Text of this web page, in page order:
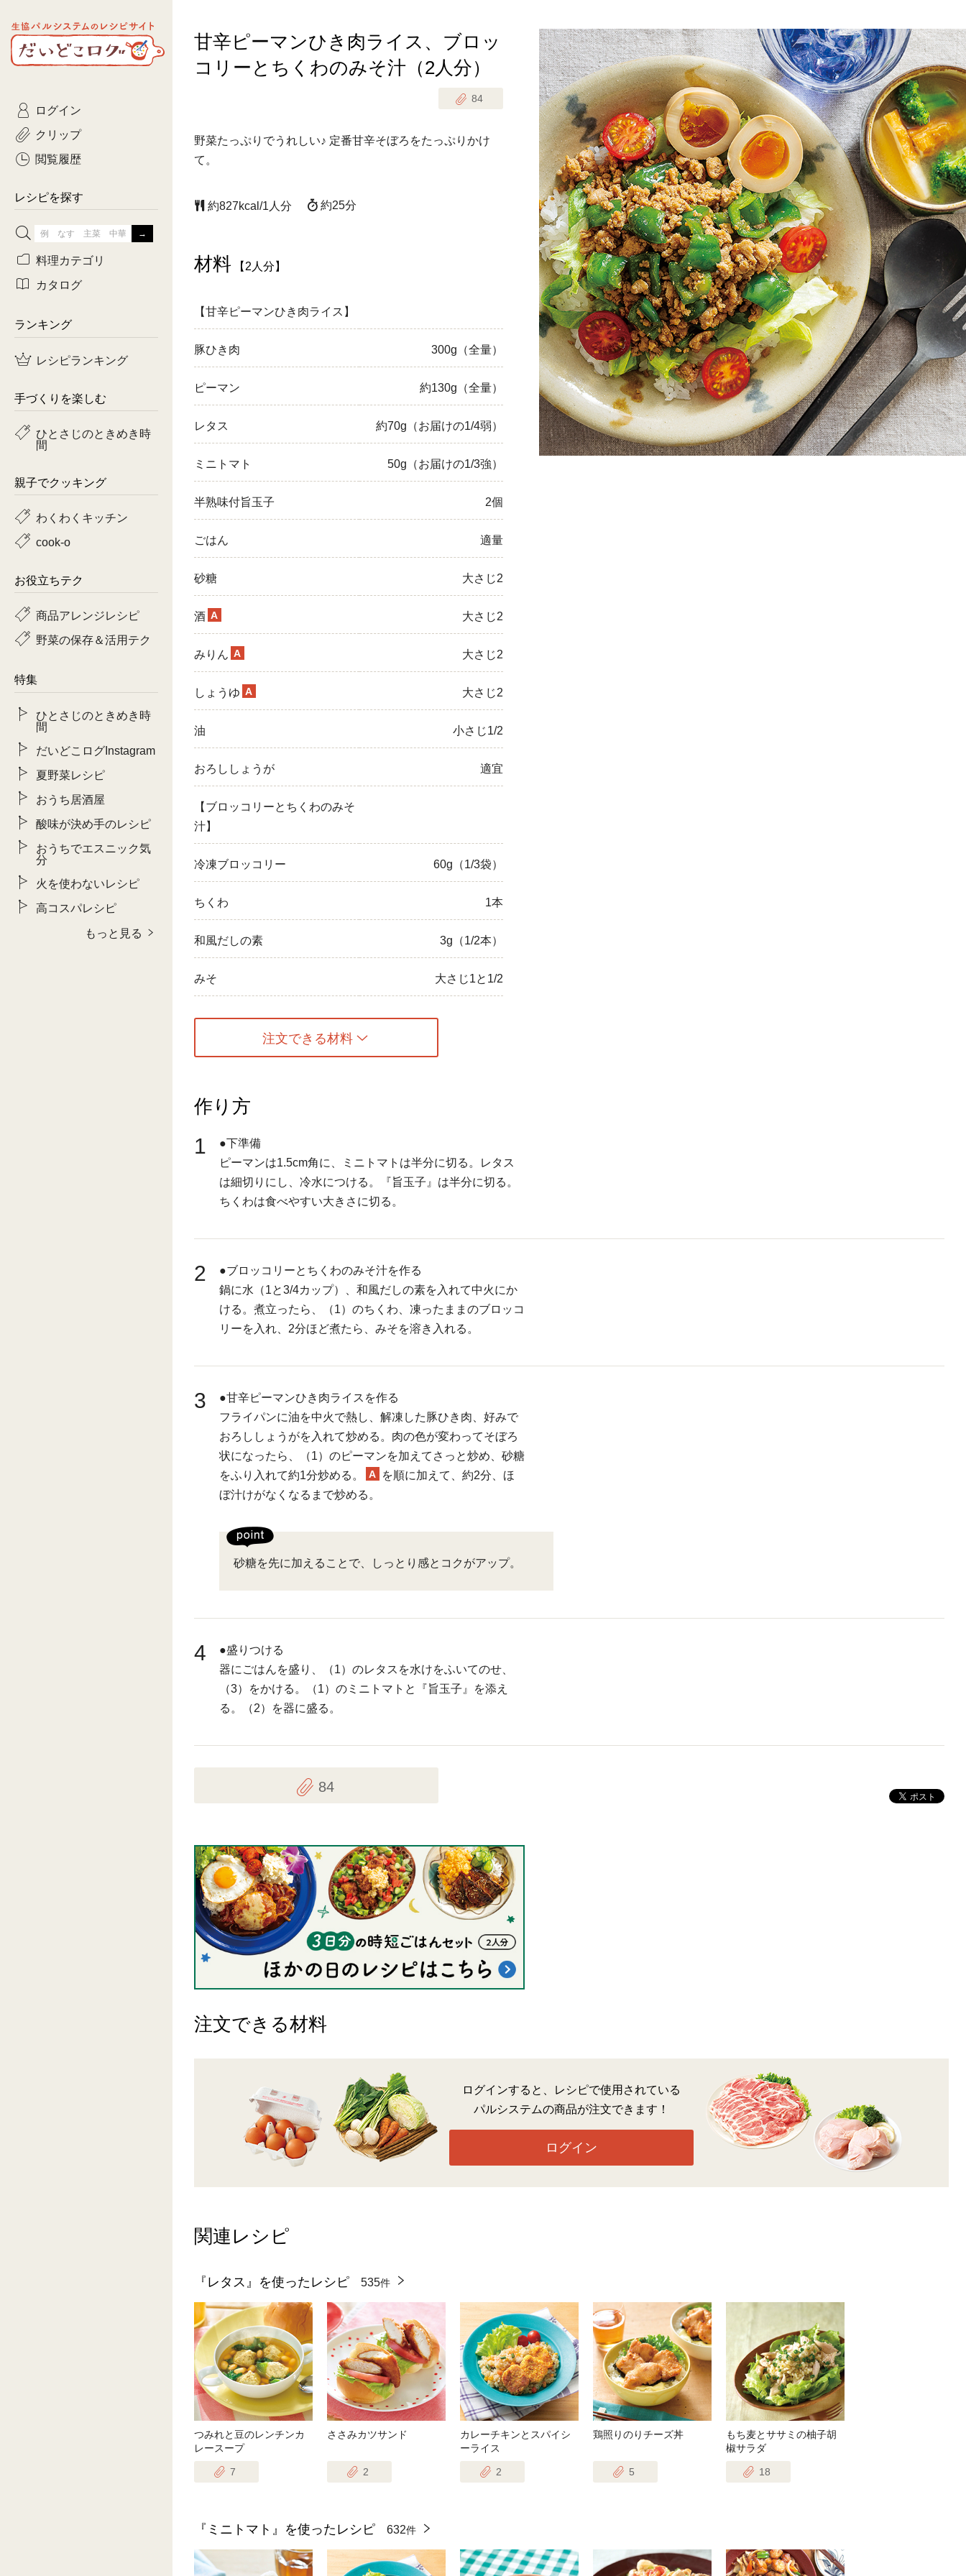
生協パルシステムのレシピ
サイト
だいどこログ
甘辛ピーマンひき肉ライス、ブロッ
コリーとちくわのみそ汁（2人分）
84
野菜たっぷりでうれしい♪ 定番甘辛そぼろをたっぷりかけ
て。
約827kcal/1人分 約25分
材料 【2人分】
【甘辛ピーマンひき肉ライス】
豚ひき肉 300g（全量）
ピーマン 約130g（全量）
レタス 約70g（お届けの1/4弱）
ミニトマト 50g（お届けの1/3強）
半熟味付旨玉子 2個
ごはん 適量
砂糖 大さじ2
酒 A 大さじ2
みりん A 大さじ2
しょうゆ A 大さじ2
油 小さじ1/2
おろししょうが 適宜
【ブロッコリーとちくわのみそ
汁】
冷凍ブロッコリー 60g（1/3袋）
ちくわ 1本
和風だしの素 3g（1/2本）
みそ 大さじ1と1/2
注文できる材料
作り方
1
●下準備
ピーマンは1.5cm角に、ミニトマトは半分に切る。レタス
は細切りにし、冷水につける。『旨玉子』は半分に切る。
ちくわは食べやすい大きさに切る。
2
●ブロッコリーとちくわのみそ汁を作る
鍋に水（1と3/4カップ）、和風だしの素を入れて中火にか
ける。煮立ったら、（1）のちくわ、凍ったままのブロッコ
リーを入れ、2分ほど煮たら、みそを溶き入れる。
3
●甘辛ピーマンひき肉ライスを作る
フライパンに油を中火で熱し、解凍した豚ひき肉、好みで
おろししょうがを入れて炒める。肉の色が変わってそぼろ
状になったら、（1）のピーマンを加えてさっと炒め、砂糖
をふり入れて約1分炒める。
A
を順に加えて、約2分、ほ
ぼ汁けがなくなるまで炒める。
砂糖を先に加えることで、しっとり感とコクがアップ。
4
●盛りつける
器にごはんを盛り、（1）のレタスを水けをふいてのせ、
（3）をかける。（1）のミニトマトと『旨玉子』を添え
る。（2）を器に盛る。
84
注文できる材料
ログインすると、レシピで使用されている
パルシステムの商品が注文できます！
ログイン
関連レシピ
『レタス』を使ったレシピ 535件
つみれと豆のレンチンカ
レースープ
7
ささみカツサンド
2
カレーチキンとスパイシ
ーライス
2
鶏照りのりチーズ丼
5
もち麦とササミの柚子胡
椒サラダ
18
『ミニトマト』を使ったレシピ 632件
ログイン
クリップ
閲覧履歴
レシピを探す
ひとさじのときめき時間
農家生まれの野菜レシピ
3日分ごはんセット（2人分）
つくりおき肉魚菜菜セット
牛肉
ひき肉
トマト たまねぎ
料理カテゴリ
主菜 副菜
サラダ・あえもの 汁物
おつまみ おやつ・デザート
カタログ
コトコト
探す
ランキング
レシピランキング
手づくりを楽しむ
ひとさじのときめき時
間
親子でクッキング
わくわくキッチン
cook-o
お役立ちテク
商品アレンジレシピ
野菜の保存＆活用テク
特集
ひとさじのときめき時
間
だいどこログInstagram
夏野菜レシピ
おうち居酒屋
酸味が決め手のレシピ
おうちでエスニック気
分
火を使わないレシピ
高コスパレシピ
もっと見る